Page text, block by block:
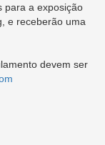
para a exposição
e receberão uma
devem ser